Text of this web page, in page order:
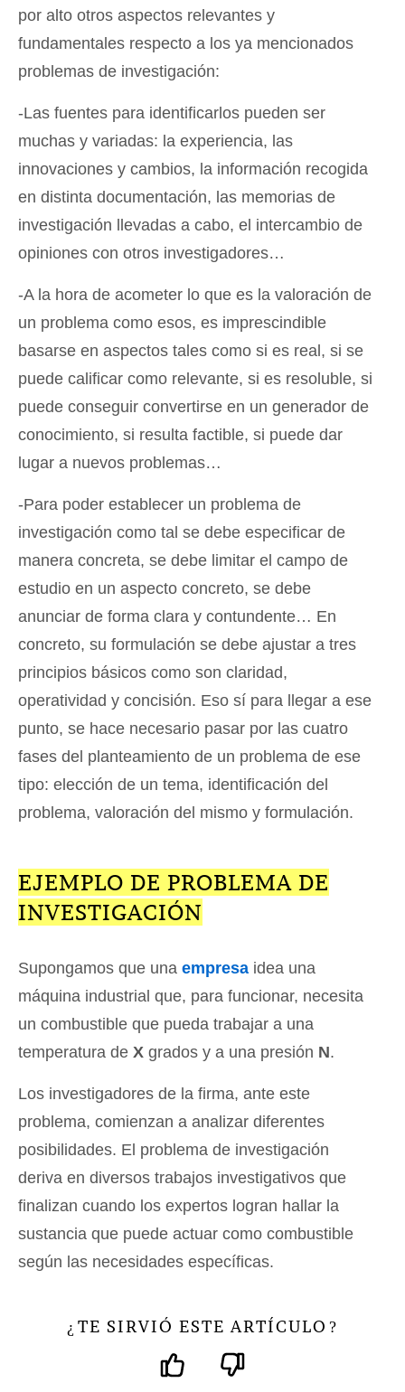
por alto otros aspectos relevantes y
fundamentales respecto a los ya mencionados
problemas de investigación:
-Las fuentes para identificarlos pueden ser
muchas y variadas: la experiencia, las
innovaciones y cambios, la información recogida
en distinta documentación, las memorias de
investigación llevadas a cabo, el intercambio de
opiniones con otros investigadores…
-A la hora de acometer lo que es la valoración de
un problema como esos, es imprescindible
basarse en aspectos tales como si es real, si se
puede calificar como relevante, si es resoluble, si
puede conseguir convertirse en un generador de
conocimiento, si resulta factible, si puede dar
lugar a nuevos problemas…
-Para poder establecer un problema de
investigación como tal se debe especificar de
manera concreta, se debe limitar el campo de
estudio en un aspecto concreto, se debe
anunciar de forma clara y contundente… En
concreto, su formulación se debe ajustar a tres
principios básicos como son claridad,
operatividad y concisión. Eso sí para llegar a ese
punto, se hace necesario pasar por las cuatro
fases del planteamiento de un problema de ese
tipo: elección de un tema, identificación del
problema, valoración del mismo y formulación.
EJEMPLO DE PROBLEMA DE
INVESTIGACIÓN
Supongamos que una empresa idea una
máquina industrial que, para funcionar, necesita
un combustible que pueda trabajar a una
temperatura de X grados y a una presión N.
Los investigadores de la firma, ante este
problema, comienzan a analizar diferentes
posibilidades. El problema de investigación
deriva en diversos trabajos investigativos que
finalizan cuando los expertos logran hallar la
sustancia que puede actuar como combustible
según las necesidades específicas.
¿ TE SIRVIÓ ESTE ARTÍCULO ?